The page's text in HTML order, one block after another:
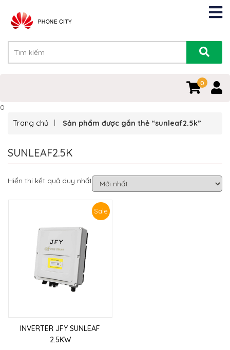
0
0
Trang chủ Sản phẩm được gắn thẻ “sunleaf2.5k”
SUNLEAF2.5K
Hiển thị kết quả duy nhất
Sale
INVERTER JFY SUNLEAF
2.5KW